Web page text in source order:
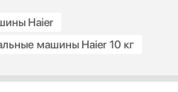
Haier
машины Haier 10 кг